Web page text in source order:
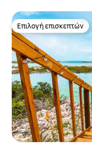
Επιλογή επισκεπτών
Επιλογή επισκεπτών